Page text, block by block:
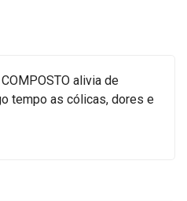
alivia de
tempo as cólicas, dores e